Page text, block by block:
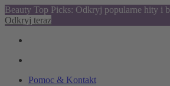
Beauty Top Picks: Odkryj popularne hity i
Odkryj teraz
Pomoc & Kontakt